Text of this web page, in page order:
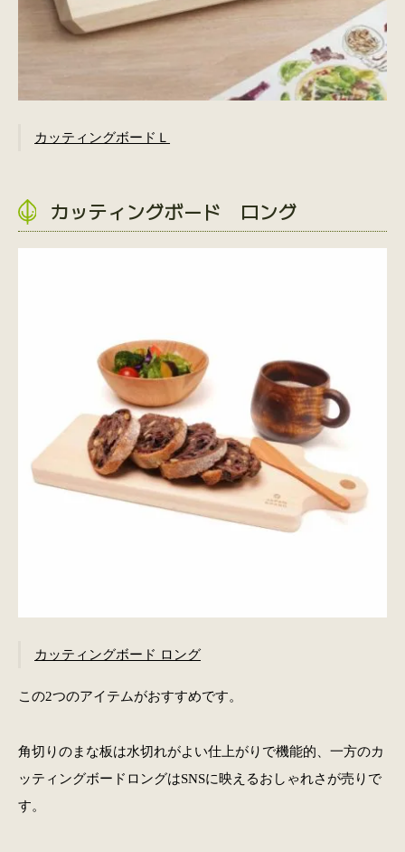
カッティングボードＬ
カッティングボード ロング
カッティングボード ロング
この2つのアイテムがおすすめです。
角切りのまな板は水切れがよい仕上がりで機能的、一方のカ
ッティングボードロングはSNSに映えるおしゃれさが売りで
す。